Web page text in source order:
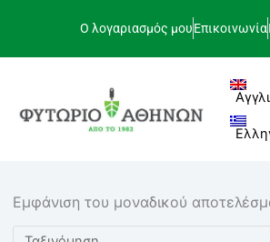
περιεχόμενο
Ο λογαριασμός μουΕπικοινωνία
Εμφάνιση του μοναδικού